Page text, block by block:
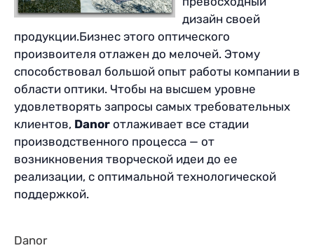
дизайн своей
продукции.Бизнес этого оптического
произвоителя отлажен до мелочей. Этому
способствовал большой опыт работы компании в
области оптики. Чтобы на высшем уровне
удовлетворять запросы самых требовательных
клиентов, Danor отлаживает все стадии
производственного процесса — от
возникновения творческой идеи до ее
реализации, с оптимальной технологической
поддержкой.
Danor